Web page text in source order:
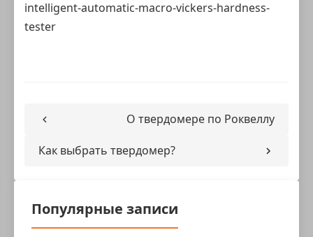
intelligent-automatic-macro-vickers-hardness-
tester
О твердомере по Роквеллу
Как выбрать твердомер?
Популярные записи